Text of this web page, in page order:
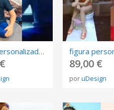
figura personalizada de fotos, 3D retrato Biscuit, muñeca de arte mini me personalizada
89,00 €
poruDesign